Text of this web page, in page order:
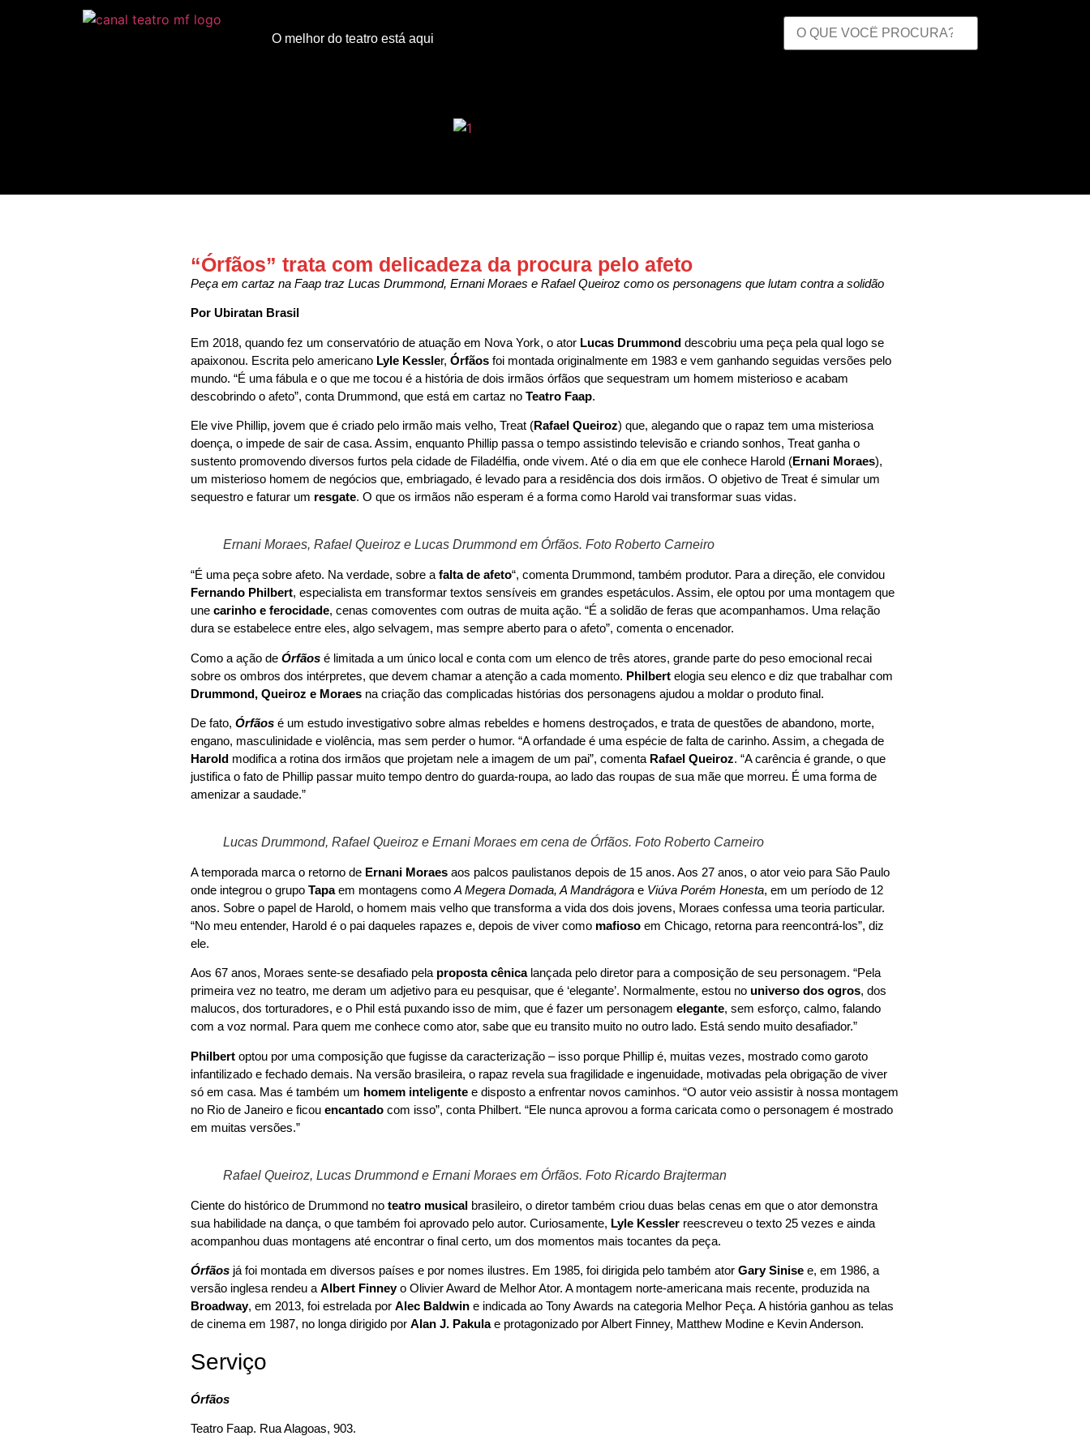
O melhor do teatro está aqui
“Órfãos” trata com delicadeza da procura pelo afeto
Peça em cartaz na Faap traz Lucas Drummond, Ernani Moraes e Rafael Queiroz como os personagens que lutam contra a solidão
Por Ubiratan Brasil
Em 2018, quando fez um conservatório de atuação em Nova York, o ator Lucas Drummonddescobriu uma peça pela qual logo se
apaixonou. Escrita pelo americano Lyle Kessler,Órfãos foi montada originalmente em 1983 e vem ganhando seguidas versões pelo
mundo. “É uma fábula e o que me tocou é a história de dois irmãos órfãos que sequestram um homem misterioso e acabam
descobrindo o afeto”, conta Drummond, que está em cartaz noTeatro Faap.
Ele vive Phillip, jovem que é criado pelo irmão mais velho, Treat (Rafael Queiroz) que, alegando que o rapaz tem uma misteriosa
doença, o impede de sair de casa. Assim, enquanto Phillip passa o tempo assistindo televisão e criando sonhos, Treat ganha o
sustento promovendo diversos furtos pela cidade de Filadélfia, onde vivem. Até o dia em que ele conhece Harold (Ernani Moraes),
um misterioso homem de negócios que, embriagado, é levado para a residência dos dois irmãos. O objetivo de Treat é simular um
sequestro e faturar um resgate. O que os irmãos não esperam é a forma como Harold vai transformar suas vidas.
Ernani Moraes, Rafael Queiroz e Lucas Drummond em Órfãos. Foto Roberto Carneiro
“É uma peça sobre afeto. Na verdade, sobre afalta de afeto“, comenta Drummond, também produtor. Para a direção, ele convidou
Fernando Philbert, especialista em transformar textos sensíveis em grandes espetáculos. Assim, ele optou por uma montagem que
unecarinho e ferocidade, cenas comoventes com outras de muita ação. “É a solidão de feras que acompanhamos. Uma relação
dura se estabelece entre eles, algo selvagem, mas sempre aberto para o afeto”, comenta o encenador.
Como a ação deÓrfãos é limitada a um único local e conta com um elenco de três atores, grande parte do peso emocional recai
sobre os ombros dos intérpretes, que devem chamar a atenção a cada momento. Philbertelogia seu elenco e diz que trabalhar com
Drummond, Queiroz e Moraes na criação das complicadas histórias dos personagens ajudou a moldar o produto final.
De fato,Órfãos é um estudo investigativo sobre almas rebeldes e homens destroçados, e trata de questões de abandono, morte,
engano, masculinidade e violência, mas sem perder o humor. “A orfandade é uma espécie de falta de carinho. Assim, a chegada de
Harold modifica a rotina dos irmãos que projetam nele a imagem de um pai”, comenta Rafael Queiroz. “A carência é grande, o que
justifica o fato de Phillip passar muito tempo dentro do guarda-roupa, ao lado das roupas de sua mãe que morreu. É uma forma de
amenizar a saudade.”
Lucas Drummond, Rafael Queiroz e Ernani Moraes em cena de Órfãos. Foto Roberto Carneiro
A temporada marca o retorno de Ernani Moraes aos palcos paulistanos depois de 15 anos. Aos 27 anos, o ator veio para São Paulo
onde integrou o grupoTapaem montagens comoA Megera Domada, A Mandrágorae Viúva Porém Honesta, em um período de 12
anos. Sobre o papel de Harold, o homem mais velho que transforma a vida dos dois jovens, Moraes confessa uma teoria particular.
“No meu entender, Harold é o pai daqueles rapazes e, depois de viver como mafioso em Chicago, retorna para reencontrá-los”, diz
ele.
Aos 67 anos, Moraes sente-se desafiado pela proposta cênicalançada pelo diretor para a composição de seu personagem. “Pela
primeira vez no teatro, me deram um adjetivo para eu pesquisar, que é ‘elegante’. Normalmente, estou no universo dos ogros, dos
malucos, dos torturadores, e o Phil está puxando isso de mim, que é fazer um personagem elegante, sem esforço, calmo, falando
com a voz normal. Para quem me conhece como ator, sabe que eu transito muito no outro lado. Está sendo muito desafiador.”
Philbertoptou por uma composição que fugisse da caracterização – isso porque Phillip é, muitas vezes, mostrado como garoto
infantilizado e fechado demais. Na versão brasileira, o rapaz revela sua fragilidade e ingenuidade, motivadas pela obrigação de viver
só em casa. Mas é também um homem inteligente e disposto a enfrentar novos caminhos. “O autor veio assistir à nossa montagem
no Rio de Janeiro e ficouencantado com isso”, conta Philbert. “Ele nunca aprovou a forma caricata como o personagem é mostrado
em muitas versões.”
Rafael Queiroz, Lucas Drummond e Ernani Moraes em Órfãos. Foto Ricardo Brajterman
Ciente do histórico de Drummond noteatro musical brasileiro, o diretor também criou duas belas cenas em que o ator demonstra
sua habilidade na dança, o que também foi aprovado pelo autor. Curiosamente, Lyle Kessler reescreveu o texto 25 vezes e ainda
acompanhou duas montagens até encontrar o final certo, um dos momentos mais tocantes da peça.
Órfãos já foi montada em diversos países e por nomes ilustres. Em 1985, foi dirigida pelo também atorGary Sinise e, em 1986, a
versão inglesa rendeu aAlbert Finneyo Olivier Award de Melhor Ator. A montagem norte-americana mais recente, produzida na
Broadway, em 2013, foi estrelada porAlec Baldwin e indicada ao Tony Awards na categoria Melhor Peça. A história ganhou as telas
de cinema em 1987, no longa dirigido porAlan J. Pakulae protagonizado por Albert Finney, Matthew Modine e Kevin Anderson.
Serviço
Órfãos
Teatro Faap. Rua Alagoas, 903.